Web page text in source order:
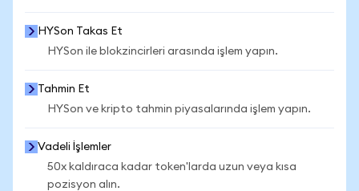
HYSon Takas Et
HYSon ile blokzincirleri arasında işlem yapın.
Tahmin Et
HYSon ve kripto tahmin piyasalarında işlem yapın.
Vadeli İşlemler
50x kaldıraca kadar token'larda uzun veya kısa
pozisyon alın.